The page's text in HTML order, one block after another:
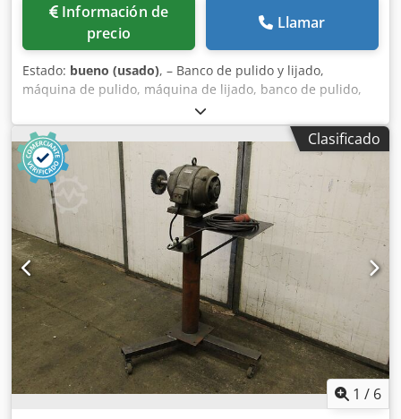
Información de
precio
Llamar
Estado: bueno (usado), – Banco de pulido y lijado,
máquina de pulido, máquina de lijado, banco de pulido,
alineador, lijadora de precisión, Electer. – Modelo:
MINIPOL-T con lijadora de precisión NSK y accesorios.
Dodpfek D Ntvox Aivskr – Lijadora de precisión: modelo
NSK Electer ET NK-260 N. – Accesorios: ver fotos. –
Dimensiones de transporte: 310/120/A250 mm. – Peso: 8,2
Clasificado
1 / 6